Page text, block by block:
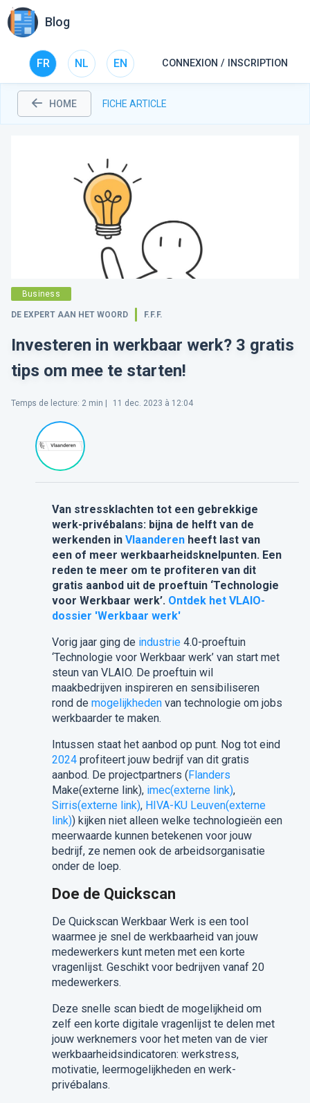
Blog
FR NL EN CONNEXION / INSCRIPTION
HOME FICHE ARTICLE
Business
DE EXPERT AAN HET WOORD F.F.F.
Investeren in werkbaar werk? 3 gratis
tips om mee te starten!
Temps de lecture: 2 min | 11 dec. 2023 à 12:04
Van stressklachten tot een gebrekkige
werk-privébalans: bijna de helft van de
werkenden in Vlaanderenheeft last van
een of meer werkbaarheidsknelpunten. Een
reden te meer om te profiteren van dit
gratis aanbod uit de proeftuin ‘Technologie
voor Werkbaar werk’. Ontdek het VLAIO-
dossier 'Werkbaar werk'
Vorig jaar ging de industrie4.0-proeftuin
‘Technologie voor Werkbaar werk’ van start met
steun van VLAIO. De proeftuin wil
maakbedrijven inspireren en sensibiliseren
rond de mogelijkhedenvan technologie om jobs
werkbaarder te maken.
Intussen staat het aanbod op punt. Nog tot eind
2024profiteert jouw bedrijf van dit gratis
aanbod. De projectpartners (Flanders
Make(externe link), imec(externe link),
Sirris(externe link), HIVA-KU Leuven(externe
link)) kijken niet alleen welke technologieën een
meerwaarde kunnen betekenen voor jouw
bedrijf, ze nemen ook de arbeidsorganisatie
onder de loep.
Doe de Quickscan
De Quickscan Werkbaar Werk is een tool
waarmee je snel de werkbaarheid van jouw
medewerkers kunt meten met een korte
vragenlijst. Geschikt voor bedrijven vanaf 20
medewerkers.
Deze snelle scan biedt de mogelijkheid om
zelf een korte digitale vragenlijst te delen met
jouw werknemers voor het meten van de vier
werkbaarheidsindicatoren: werkstress,
motivatie, leermogelijkheden en werk-
privébalans.